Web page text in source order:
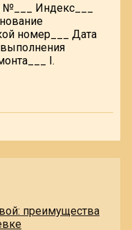
Индекс___
номер___ Дата
I.
преимущества